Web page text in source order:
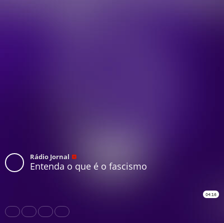
Rádio Jornal
Entenda o que é o fascismo
04:16
Share Like